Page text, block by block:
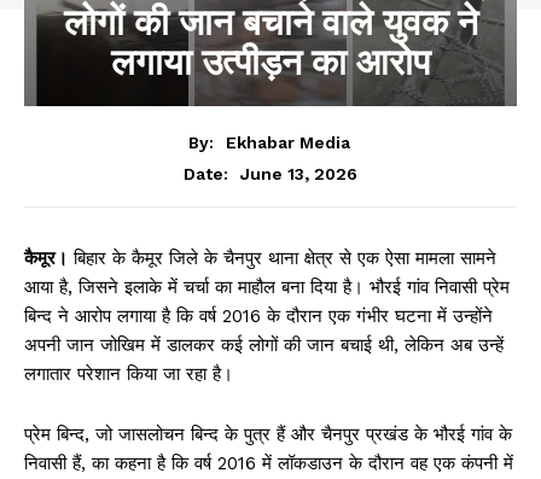
लोगों की जान बचाने वाले युवक ने
लगाया उत्पीड़न का आरोप
By:
Ekhabar Media
Date:
June 13, 2026
कैमूर। बिहार के कैमूर जिले के चैनपुर थाना क्षेत्र से एक ऐसा मामला सामने
आया है, जिसने इलाके में चर्चा का माहौल बना दिया है। भौरई गांव निवासी प्रेम
बिन्द ने आरोप लगाया है कि वर्ष 2016 के दौरान एक गंभीर घटना में उन्होंने
अपनी जान जोखिम में डालकर कई लोगों की जान बचाई थी, लेकिन अब उन्हें
लगातार परेशान किया जा रहा है।
प्रेम बिन्द, जो जासलोचन बिन्द के पुत्र हैं और चैनपुर प्रखंड के भौरई गांव के
निवासी हैं, का कहना है कि वर्ष 2016 में लॉकडाउन के दौरान वह एक कंपनी में